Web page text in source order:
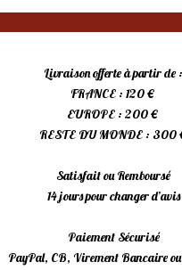
Livraison offerte à partir de :
FRANCE : 120 €
EUROPE : 200 €
RESTE DU MONDE : 300
Satisfait ou Remboursé
14 jours pour changer d’avis
Paiement Sécurisé
PayPal, CB, Virement Bancaire ou